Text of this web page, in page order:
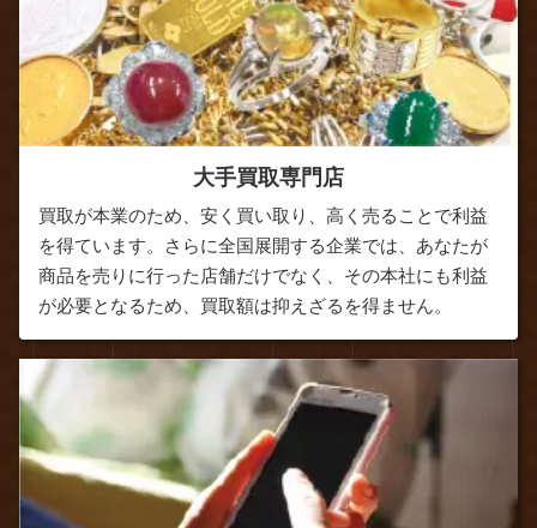
大手買取専門店
買取が本業のため、安く買い取り、高く売ることで利益
を得ています。さらに全国展開する企業では、あなたが
商品を売りに行った店舗だけでなく、その本社にも利益
が必要となるため、買取額は抑えざるを得ません。